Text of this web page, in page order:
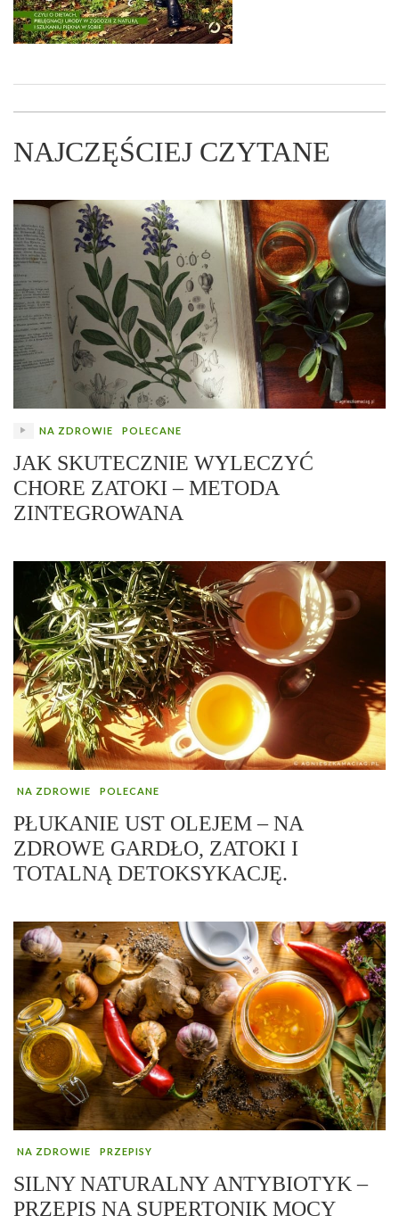
NAJCZĘŚCIEJ CZYTANE
NA ZDROWIE POLECANE
JAK SKUTECZNIE WYLECZYĆ
CHORE ZATOKI – METODA
ZINTEGROWANA
NA ZDROWIE POLECANE
PŁUKANIE UST OLEJEM – NA
ZDROWE GARDŁO, ZATOKI I
TOTALNĄ DETOKSYKACJĘ.
NA ZDROWIE PRZEPISY
SILNY NATURALNY ANTYBIOTYK –
PRZEPIS NA SUPERTONIK MOCY